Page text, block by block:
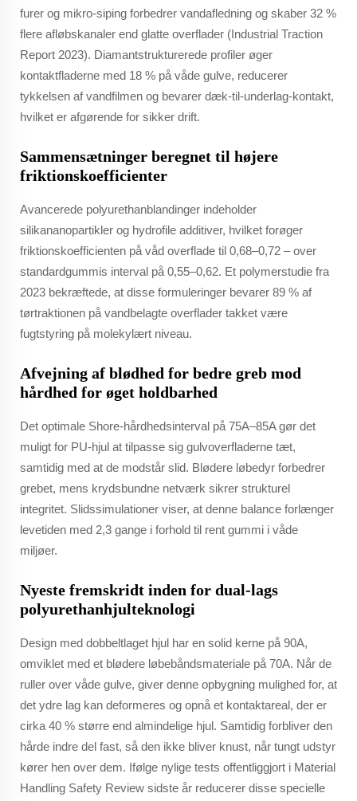
furer og mikro-siping forbedrer vandafledning og skaber 32 %
flere afløbskanaler end glatte overflader (Industrial Traction
Report 2023). Diamantstrukturerede profiler øger
kontaktfladerne med 18 % på våde gulve, reducerer
tykkelsen af vandfilmen og bevarer dæk-til-underlag-kontakt,
hvilket er afgørende for sikker drift.
Sammensætninger beregnet til højere
friktionskoefficienter
Avancerede polyurethanblandinger indeholder
silikananopartikler og hydrofile additiver, hvilket forøger
friktionskoefficienten på våd overflade til 0,68–0,72 – over
standardgummis interval på 0,55–0,62. Et polymerstudie fra
2023 bekræftede, at disse formuleringer bevarer 89 % af
tørtraktionen på vandbelagte overflader takket være
fugtstyring på molekylært niveau.
Afvejning af blødhed for bedre greb mod
hårdhed for øget holdbarhed
Det optimale Shore-hårdhedsinterval på 75A–85A gør det
muligt for PU-hjul at tilpasse sig gulvoverfladerne tæt,
samtidig med at de modstår slid. Blødere løbedyr forbedrer
grebet, mens krydsbundne netværk sikrer strukturel
integritet. Slidssimulationer viser, at denne balance forlænger
levetiden med 2,3 gange i forhold til rent gummi i våde
miljøer.
Nyeste fremskridt inden for dual-lags
polyurethanhjulteknologi
Design med dobbeltlaget hjul har en solid kerne på 90A,
omviklet med et blødere løbebåndsmateriale på 70A. Når de
ruller over våde gulve, giver denne opbygning mulighed for, at
det ydre lag kan deformeres og opnå et kontaktareal, der er
cirka 40 % større end almindelige hjul. Samtidig forbliver den
hårde indre del fast, så den ikke bliver knust, når tungt udstyr
kører hen over dem. Ifølge nylige tests offentliggjort i Material
Handling Safety Review sidste år reducerer disse specielle